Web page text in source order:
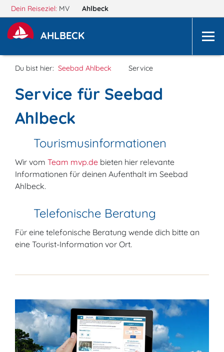
Dein Reiseziel: MV Ahlbeck
AHLBECK
Du bist hier: Seebad Ahlbeck Service
Service für Seebad
Ahlbeck
Tourismusinformationen
Wir vom Team mvp.de bieten hier relevante
Informationen für deinen Aufenthalt im Seebad
Ahlbeck.
Telefonische Beratung
Für eine telefonische Beratung wende dich bitte an
eine Tourist-Information vor Ort.